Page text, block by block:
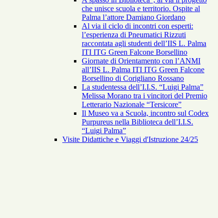
che unisce scuola e territorio. Ospite al
Palma l’attore Damiano Giordano
Al via il ciclo di incontri con esperti:
l’esperienza di Pneumatici Rizzuti
raccontata agli studenti dell’IIS L. Palma
ITI ITG Green Falcone Borsellino
Giornate di Orientamento con l’ANMI
all’IIS L. Palma ITI ITG Green Falcone
Borsellino di Corigliano Rossano
La studentessa dell’I.I.S. “Luigi Palma”
Melissa Morano tra i vincitori del Premio
Letterario Nazionale “Tersicore”
Il Museo va a Scuola, incontro sul Codex
Purpureus nella Biblioteca dell’I.I.S.
“Luigi Palma”
Visite Didattiche e Viaggi d'Istruzione 24/25